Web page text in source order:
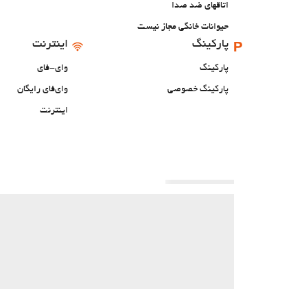
اتاقهای ضد صدا
حیوانات خانگی مجاز نیست
پارکینگ
پارکینگ
پارکینگ خصوصی
اینترنت
وای-فای
وای‌فای رایگان
اینترنت